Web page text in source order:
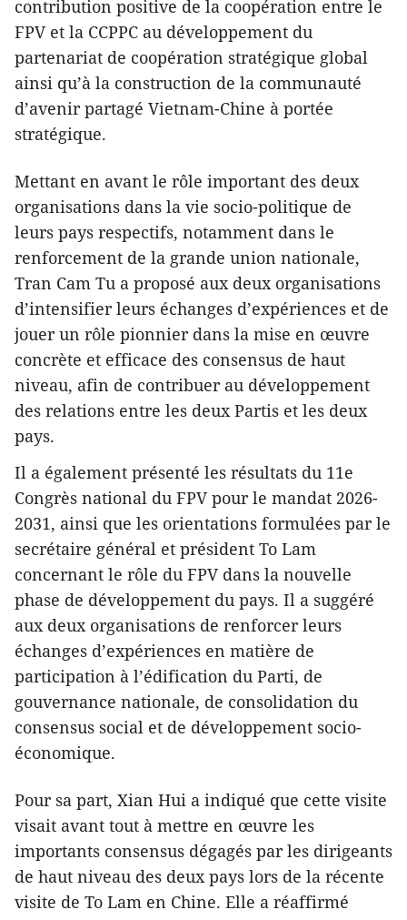
contribution positive de la coopération entre le
FPV et la CCPPC au développement du
partenariat de coopération stratégique global
ainsi qu’à la construction de la communauté
d’avenir partagé Vietnam-Chine à portée
stratégique.
Mettant en avant le rôle important des deux
organisations dans la vie socio-politique de
leurs pays respectifs, notamment dans le
renforcement de la grande union nationale,
Tran Cam Tu a proposé aux deux organisations
d’intensifier leurs échanges d’expériences et de
jouer un rôle pionnier dans la mise en œuvre
concrète et efficace des consensus de haut
niveau, afin de contribuer au développement
des relations entre les deux Partis et les deux
pays.
Il a également présenté les résultats du 11e
Congrès national du FPV pour le mandat 2026-
2031, ainsi que les orientations formulées par le
secrétaire général et président To Lam
concernant le rôle du FPV dans la nouvelle
phase de développement du pays. Il a suggéré
aux deux organisations de renforcer leurs
échanges d’expériences en matière de
participation à l’édification du Parti, de
gouvernance nationale, de consolidation du
consensus social et de développement socio-
économique.
Pour sa part, Xian Hui a indiqué que cette visite
visait avant tout à mettre en œuvre les
importants consensus dégagés par les dirigeants
de haut niveau des deux pays lors de la récente
visite de To Lam en Chine. Elle a réaffirmé